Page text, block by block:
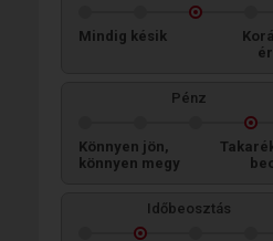
Mindig késik
Pénz
Könnyen jön,
könnyen megy
Időbeosztás